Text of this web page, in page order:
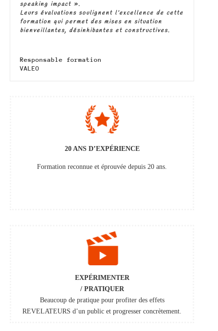
speaking impact ».
Leurs évaluations soulignent l’excellence de cette
formation qui permet des mises en situation
bienveillantes, désinhibantes et constructives.
Responsable formation
VALEO
20 ANS D’EXPÉRIENCE
Formation reconnue et éprouvée depuis 20 ans.
EXPÉRIMENTER
/ PRATIQUER
Beaucoup de pratique pour profiter des effets
REVELATEURS d’un public et progresser concrètement.